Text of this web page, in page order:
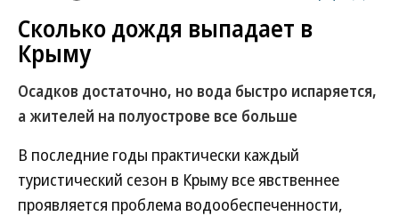
Сколько дождя выпадает в
Крыму
Осадков достаточно, но вода быстро испаряется,
а жителей на полуострове все больше
В последние годы практически каждый
туристический сезон в Крыму все явственнее
проявляется проблема водообеспеченности,